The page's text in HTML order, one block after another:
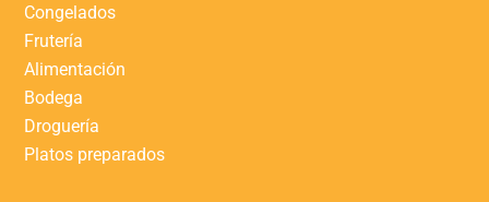
Congelados
Frutería
Alimentación
Bodega
Droguería
Platos preparados